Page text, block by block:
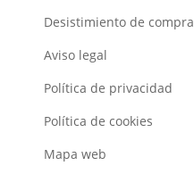
Desistimiento de compra
Aviso legal
Política de privacidad
Política de cookies
Mapa web